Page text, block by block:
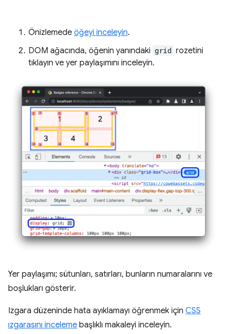
Önizlemede öğeyi inceleyin.
DOM ağacında, öğenin yanındaki grid rozetini
tıklayın ve yer paylaşımını inceleyin.
Yer paylaşımı; sütunları, satırları, bunların numaralarını ve
boşlukları gösterir.
Izgara düzeninde hata ayıklamayı öğrenmek için CSS
ızgarasını inceleme başlıklı makaleyi inceleyin.